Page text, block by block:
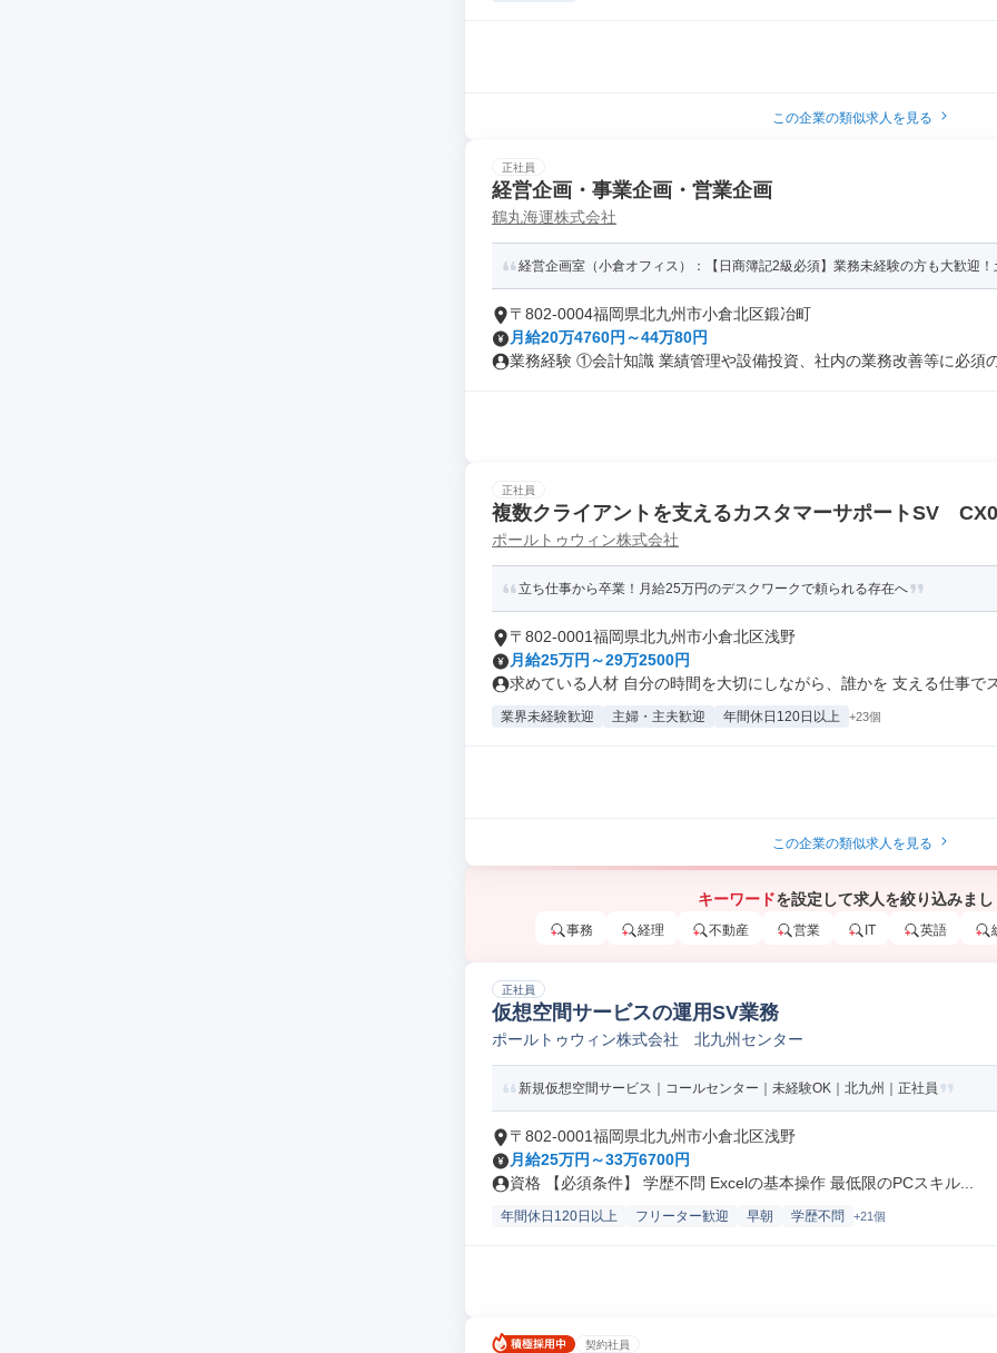
この企業の類似求人を見る
正社員
経営企画・事業企画・営業企画
鶴丸海運株式会社
経営企画室（小倉オフィス）：【日商簿記2級必須】業務未経験の方も大歓迎
〒802-0004福岡県北九州市小倉北区鍛冶町
月給20万4760円～44万80円
業務経験 ①会計知識 業績管理や設備投資、社内の業務改善等に必須
正社員
複数クライアントを支えるカスタマーサポートSV
ポールトゥウィン株式会社
立ち仕事から卒業！月給25万円のデスクワークで頼られる存在へ
〒802-0001福岡県北九州市小倉北区浅野
月給25万円～29万2500円
求めている人材 自分の時間を大切にしながら、誰かを 支える仕事で
業界未経験歓迎 主婦・主夫歓迎 年間休日120日以上 +23個
この企業の類似求人を見る
キーワードを設定して求人を絞り込みま
事務 経理 不動産 営業 IT 英語
正社員
仮想空間サービスの運用SV業務
ポールトゥウィン株式会社 北九州センター
新規仮想空間サービス｜コールセンター｜未経験OK｜北九州｜正社員
〒802-0001福岡県北九州市小倉北区浅野
月給25万円～33万6700円
資格 【必須条件】 学歴不問 Excelの基本操作 最低限のPCスキル...
年間休日120日以上 フリーター歓迎 早朝 学歴不問 +21個
契約社員